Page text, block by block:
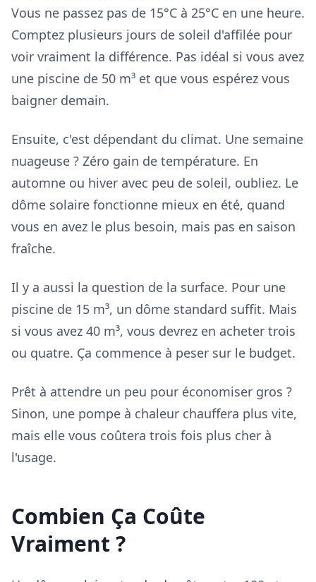
Vous ne passez pas de 15°C à 25°C en une heure.
Comptez plusieurs jours de soleil d'affilée pour
voir vraiment la différence. Pas idéal si vous avez
une piscine de 50 m³ et que vous espérez vous
baigner demain.
Ensuite, c'est dépendant du climat. Une semaine
nuageuse ? Zéro gain de température. En
automne ou hiver avec peu de soleil, oubliez. Le
dôme solaire fonctionne mieux en été, quand
vous en avez le plus besoin, mais pas en saison
fraîche.
Il y a aussi la question de la surface. Pour une
piscine de 15 m³, un dôme standard suffit. Mais
si vous avez 40 m³, vous devrez en acheter trois
ou quatre. Ça commence à peser sur le budget.
Prêt à attendre un peu pour économiser gros ?
Sinon, une pompe à chaleur chauffera plus vite,
mais elle vous coûtera trois fois plus cher à
l'usage.
Combien Ça Coûte
Vraiment ?